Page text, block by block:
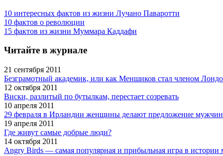
10 интересных фактов из жизни Лучано Паваротти
10 фактов о революции
15 фактов из жизни Муммара Каддафи
Читайте в журнале
21 сентября 2011
Безграмотный академик, или как Меншиков стал членом
12 октября 2011
Виски, разлитый по бутылкам, перестает созревать
10 апреля 2011
29 февраля в Ирландии женщины делают предложение
19 апреля 2011
Где живут самые добрые люди?
14 октября 2011
Angry Birds — самая популярная и прибыльная игра в